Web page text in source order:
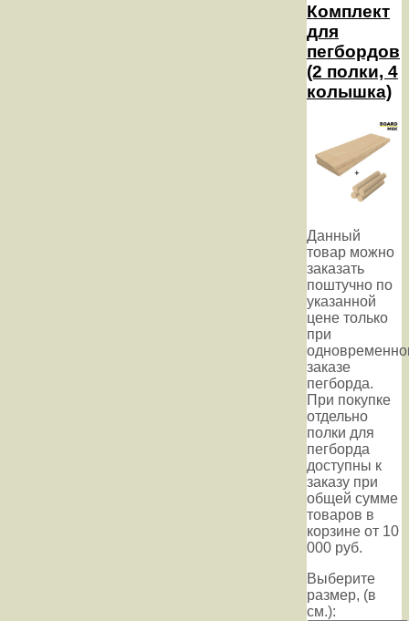
Комплект
для
пегбордов
(2 полки, 4
колышка)
Данный
товар можно
заказать
поштучно по
указанной
цене только
при
заказе
пегборда.
При покупке
отдельно
полки для
пегборда
доступны к
заказу при
общей сумме
товаров в
корзине от 10
000 руб.
Выберите
размер, (в
см.):